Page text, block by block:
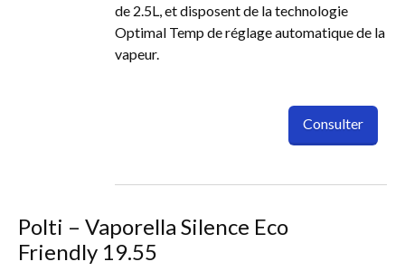
de 2.5L, et disposent de la technologie
Optimal Temp de réglage automatique de la
vapeur.
Consulter
Polti – Vaporella Silence Eco
Friendly 19.55